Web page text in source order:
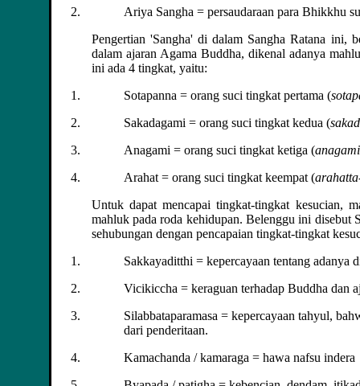
Ariya Sangha = persaudaraan para Bhikkhu
Pengertian 'Sangha' di dalam Sangha Ratana
dalam ajaran Agama Buddha, dikenal adanya
ini ada 4 tingkat, yaitu:
Sotapanna = orang suci tingkat pertama (
Sakadagami = orang suci tingkat kedua (
Anagami = orang suci tingkat ketiga (
Arahat = orang suci tingkat keempat (
Untuk dapat mencapai tingkat-tingkat kesucian,
mahluk pada roda kehidupan. Belenggu ini disebut
sehubungan dengan pencapaian tingkat-tingkat
Sakkayaditthi = kepercayaan tentang adanya
Vicikiccha = keraguan terhadap Buddha dan
Silabbataparamasa = kepercayaan tahyul,
dari penderitaan.
Kamachanda / kamaraga = hawa nafsu indera